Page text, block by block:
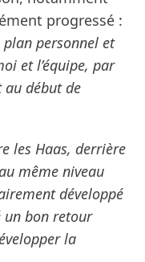
progressé :
personnel et
et l’équipe, par
début de
les Haas, derrière
même niveau
développé
un bon retour
la